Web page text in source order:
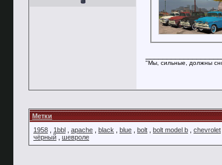
"Мы, сильные, должны
Метки
1958
1bbl apache black blue bolt bolt model b chevrolet
чёрный
шевроле